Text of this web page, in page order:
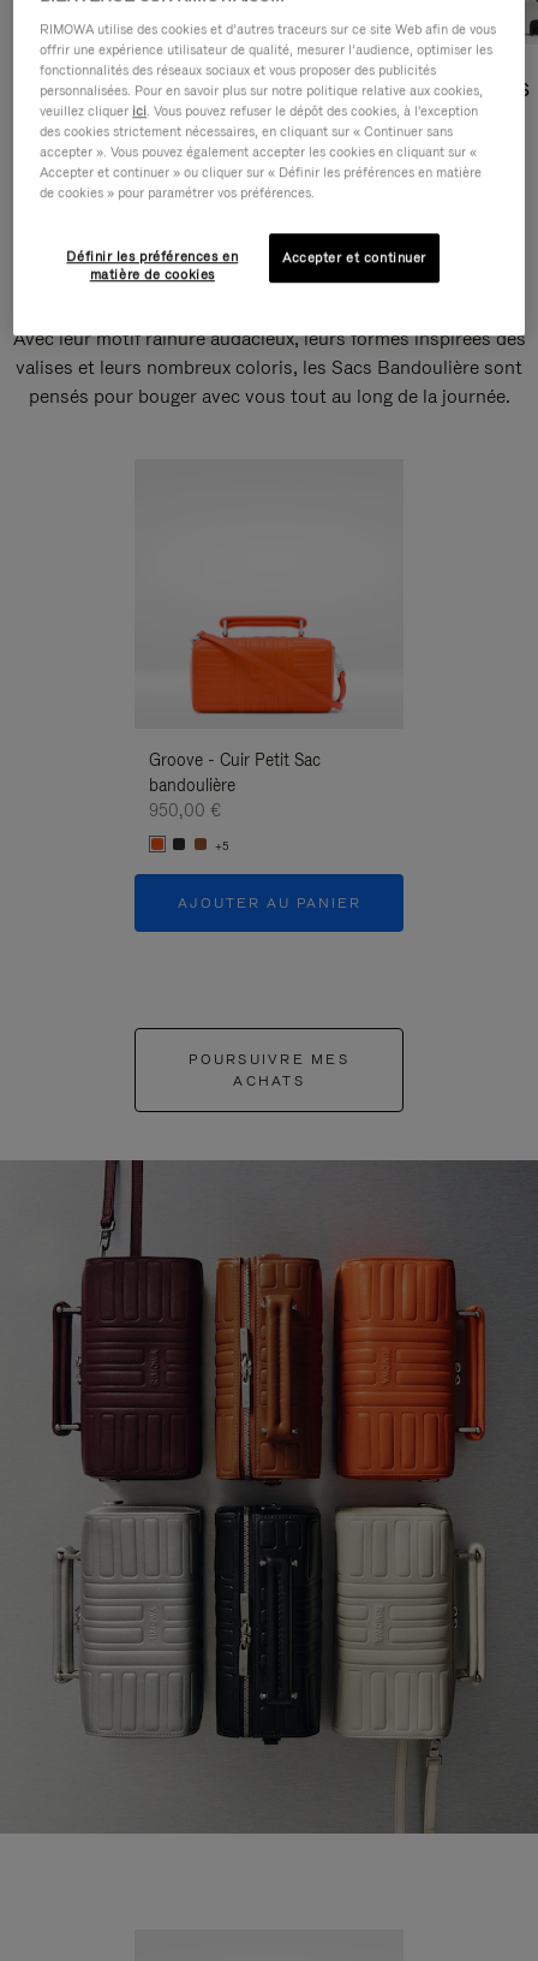
Sacs Bandoulière
DÉCOUVRIR
Sacs Cabas
DÉCOUVRIR
Sacs Bandoulière Groove
Avec leur motif rainuré audacieux, leurs formes inspirées des
valises et leurs nombreux coloris, les Sacs Bandoulière sont
pensés pour bouger avec vous tout au long de la journée.
Groove - Cuir Petit Sac
bandoulière
950,00 €
+5
AJOUTER AU PANIER
POURSUIVRE MES
ACHATS
RIMOWA utilise des cookies et d’autres traceurs sur ce site Web afin de vous
offrir une expérience utilisateur de qualité, mesurer l’audience, optimiser les
fonctionnalités des réseaux sociaux et vous proposer des publicités
personnalisées. Pour en savoir plus sur notre politique relative aux cookies,
veuillez cliquer ici. Vous pouvez refuser le dépôt des cookies, à l'exception
des cookies strictement nécessaires, en cliquant sur « Continuer sans
accepter ». Vous pouvez également accepter les cookies en cliquant sur «
Accepter et continuer » ou cliquer sur « Définir les préférences en matière
de cookies » pour paramétrer vos préférences.
Définir les préférences en
matière de cookies
Accepter et continuer